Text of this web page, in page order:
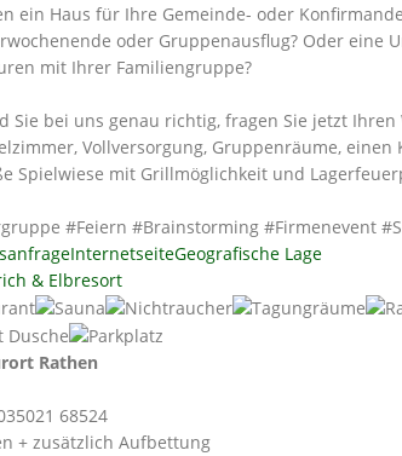
ein Haus für Ihre Gemeinde- oder
oder Gruppenausflug? Oder eine
mit Ihrer Familiengruppe?
Sie bei uns genau richtig, fragen Sie jetzt
Vollversorgung, Gruppenräume,
Spielwiese mit Grillmöglichkeit und
#Feiern #Brainstorming #Firmenevent
InternetseiteGeografische Lage
& Elbresort
Rathen
68524
+ zusätzlich Aufbettung